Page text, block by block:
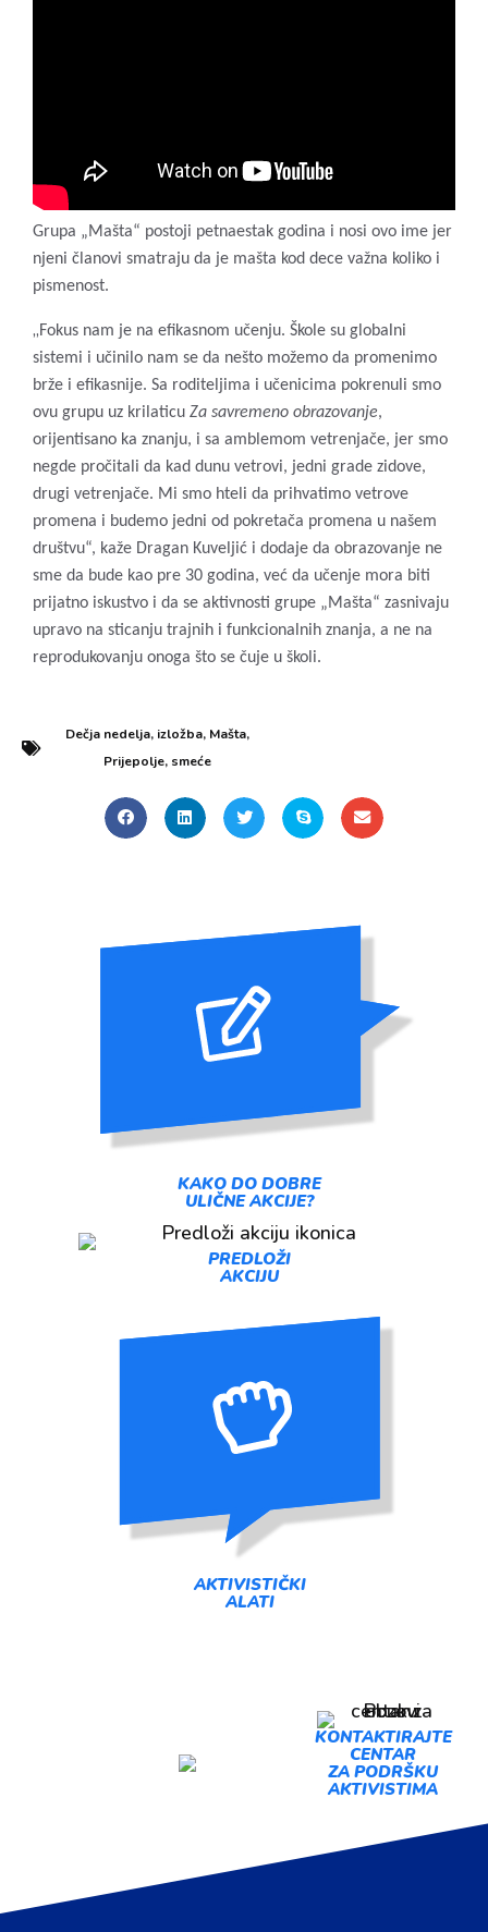
Grupa „Mašta“ postoji petnaestak godina i nosi ovo ime jer
njeni članovi smatraju da je mašta kod dece važna koliko i
pismenost.
„Fokus nam je na efikasnom učenju. Škole su globalni
sistemi i učinilo nam se da nešto možemo da promenimo
brže i efikasnije. Sa roditeljima i učenicima pokrenuli smo
ovu grupu uz krilaticu Za savremeno obrazovanje,
orijentisano ka znanju, i sa amblemom vetrenjače, jer smo
negde pročitali da kad dunu vetrovi, jedni grade zidove,
drugi vetrenjače. Mi smo hteli da prihvatimo vetrove
promena i budemo jedni od pokretača promena u našem
društvu“, kaže Dragan Kuveljić i dodaje da obrazovanje ne
sme da bude kao pre 30 godina, već da učenje mora biti
prijatno iskustvo i da se aktivnosti grupe „Mašta“ zasnivaju
upravo na sticanju trajnih i funkcionalnih znanja, a ne na
reprodukovanju onoga što se čuje u školi.
Dečja nedelja, izložba, Mašta,
Prijepolje, smeće
KAKO DO DOBRE
ULIČNE AKCIJE?
PREDLOŽI
AKCIJU
AKTIVISTIČKI
ALATI
AKCIJU
KONTAKTIRAJTE
CENTAR
ZA PODRŠKU
AKTIVISTIMA